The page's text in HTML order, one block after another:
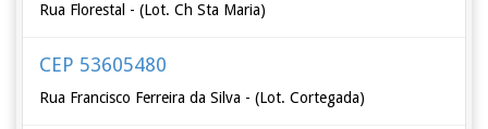
Rua Florestal - (Lot. Ch Sta Maria)
CEP 53605480
Rua Francisco Ferreira da Silva - (Lot. Cortegada)